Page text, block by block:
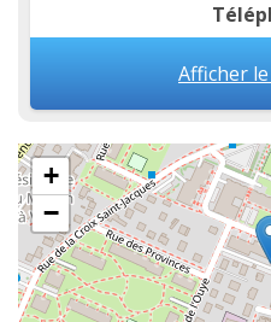
Afficher
+
−